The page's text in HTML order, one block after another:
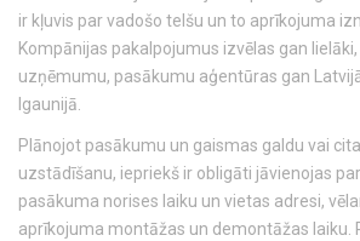
ir kļuvis par vadošo telšu un to aprīkojuma
Kompānijas pakalpojumus izvēlas gan
uzņēmumu, pasākumu aģentūras gan
Igaunijā.
Plānojot pasākumu un gaismas galdu vai
uzstādīšanu, iepriekš ir obligāti jāvienojas
pasākuma norises laiku un vietas adresi,
aprīkojuma montāžas un demontāžas laiku.